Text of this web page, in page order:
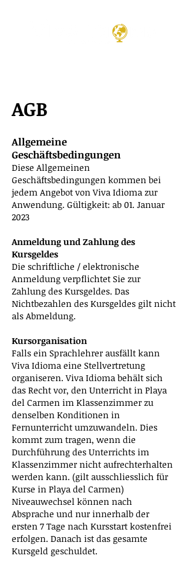
AGB
Allgemeine
Geschäftsbedingungen
Diese Allgemeinen
Geschäftsbedingungen kommen bei
jedem Angebot von Viva Idioma zur
Anwendung. Gültigkeit: ab 01. Januar
2023
Anmeldung und Zahlung des
Kursgeldes
Die schriftliche / elektronische
Anmeldung verpflichtet Sie zur
Zahlung des Kursgeldes. Das
Nichtbezahlen des Kursgeldes gilt nicht
als Abmeldung.
Kursorganisation
Falls ein Sprachlehrer ausfällt kann
Viva Idioma eine Stellvertretung
organiseren. Viva Idioma behält sich
das Recht vor, den Unterricht in Playa
del Carmen im Klassenzimmer zu
denselben Konditionen in
Fernunterricht umzuwandeln. Dies
kommt zum tragen, wenn die
Durchführung des Unterrichts im
Klassenzimmer nicht aufrechterhalten
werden kann. (gilt ausschliesslich für
Kurse in Playa del Carmen)
Niveauwechsel können nach
Absprache und nur innerhalb der
ersten 7 Tage nach Kursstart kostenfrei
erfolgen. Danach ist das gesamte
Kursgeld geschuldet.